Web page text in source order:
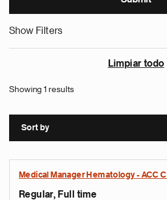
Show Filters
Limpiar todo
Showing 1 results
Sort by
Medical Manager Hematology - ACC
Regular, Full time